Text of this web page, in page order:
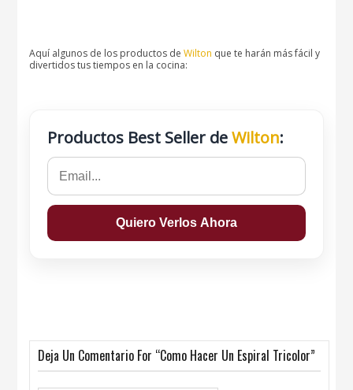
Aquí algunos de los productos deWilton que te harán más fácil y
divertidos tus tiempos en la cocina:
Productos Best Seller deWilton:
Deja Un Comentario For “Como Hacer Un Espiral Tricolor”